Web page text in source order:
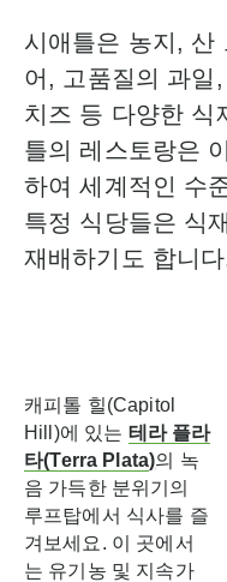
시애틀은 농지, 산
어, 고품질의 과일
치즈 등 다양한 식
틀의 레스토랑은
하여 세계적인 수
특정 식당들은 식
재배하기도 합니다
캐피톨 힐(Capitol
Hill)에 있는 테라 플라
타(Terra Plata)의 녹
음 가득한 분위기의
루프탑에서 식사를 즐
겨보세요. 이 곳에서
는 유기농 및 지속가